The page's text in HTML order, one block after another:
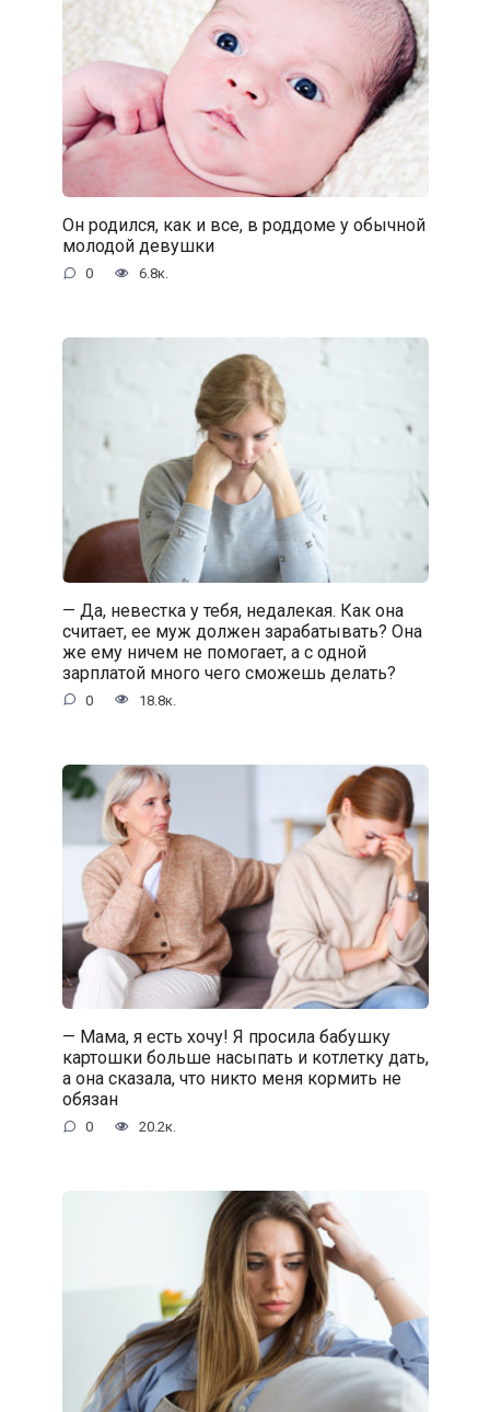
Он родился, как и все, в роддоме у обычной
молодой девушки
0 6.8к.
— Да, невестка у тебя, недалекая. Как она
считает, ее муж должен зарабатывать? Она
же ему ничем не помогает, а с одной
зарплатой много чего сможешь делать?
0 18.8к.
— Мама, я есть хочу! Я просила бабушку
картошки больше насыпать и котлетку дать,
а она сказала, что никто меня кормить не
обязан
0 20.2к.